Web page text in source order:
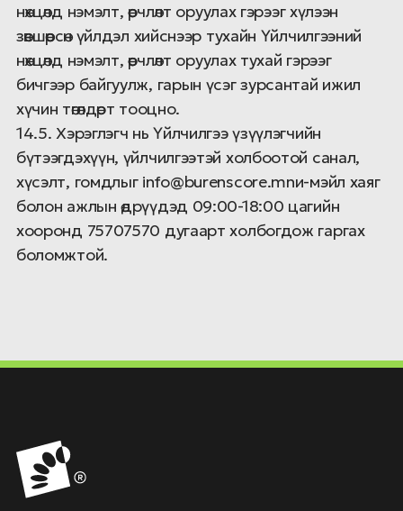
нөхцөлд нэмэлт, өөрчлөлт оруулах гэрээг хүлээн
зөвшөөрсөн үйлдэл хийснээр тухайн Үйлчилгээний
нөхцөлд нэмэлт, өөрчлөлт оруулах тухай гэрээг
бичгээр байгуулж, гарын үсэг зурсантай ижил
хүчин төгөлдөрт тооцно.
14.5. Хэрэглэгч нь Үйлчилгээ үзүүлэгчийн
бүтээгдэхүүн, үйлчилгээтэй холбоотой санал,
хүсэлт, гомдлыг info@burenscore.mnи-мэйл хаяг
болон ажлын өдрүүдэд 09:00-18:00 цагийн
хооронд 75707570 дугаарт холбогдож гаргах
боломжтой.